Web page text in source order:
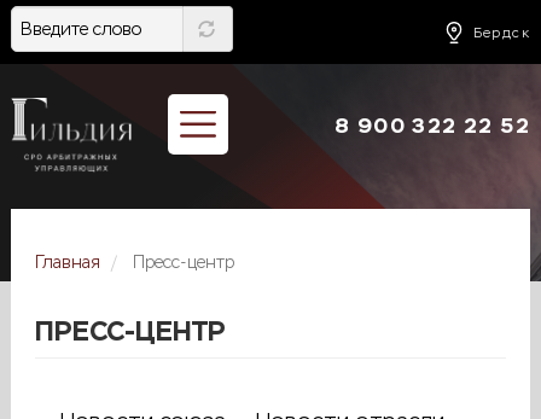
Перейти
основному
Бердск
8 900 322 22 52
Главная Пресс-центр
ПРЕСС-ЦЕНТР